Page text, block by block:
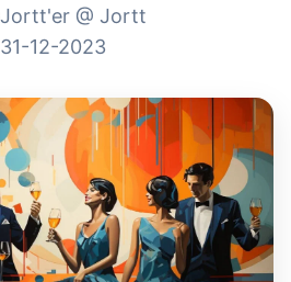
Jortt'er @ Jortt
31-12-2023